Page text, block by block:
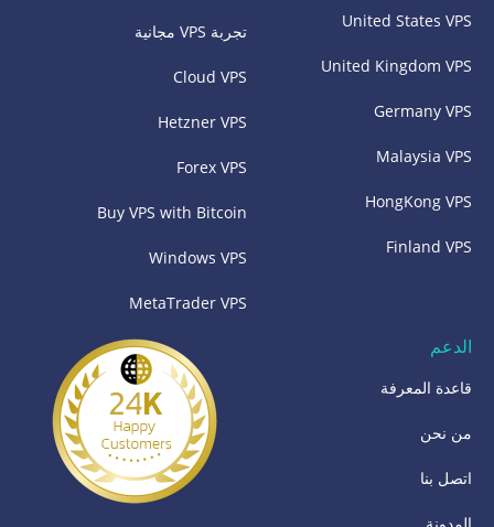
United States VPS
United Kingdom VPS
Germany VPS
Malaysia VPS
HongKong VPS
Finland VPS
تجربة VPS مجانية
Cloud VPS
Hetzner VPS
Forex VPS
Buy VPS with Bitcoin
Windows VPS
MetaTrader VPS
الدعم
قاعدة المعرفة
من نحن
اتصل بنا